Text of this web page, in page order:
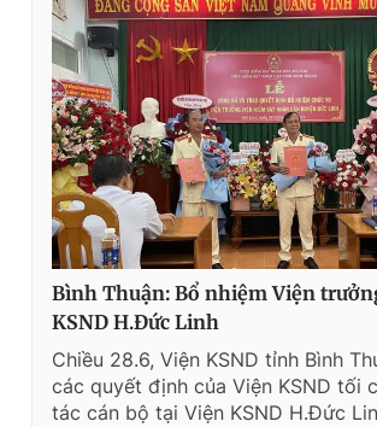
Bình Thuận: Bổ nhiệm Viện
KSND H.Đức Linh
Chiều 28.6, Viện KSND tỉnh Bình
các quyết định của Viện KSND tối
tác cán bộ tại Viện KSND H.Đức